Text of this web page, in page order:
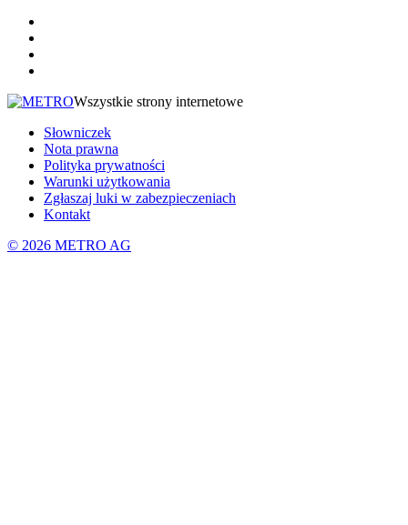
Wszystkie strony internetowe
Słowniczek
Nota prawna
Polityka prywatności
Warunki użytkowania
Zgłaszaj luki w zabezpieczeniach
Kontakt
© 2026 METRO AG